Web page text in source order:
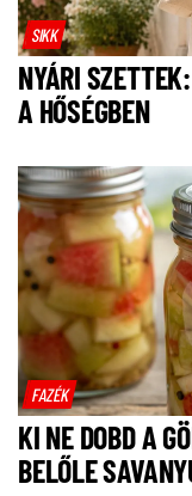
SIKK
NYÁRI
A HŐSÉGBEN
FAZÉK
KI NE DOBD A
BELŐLE